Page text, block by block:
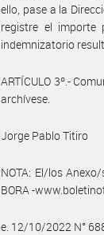
ello, pase a la
registre el importe
indemnizatorio
ARTÍCULO 3º.-
archívese.
Jorge Pablo Titiro
NOTA: El/los
BORA -
e. 12/10/2022 N°